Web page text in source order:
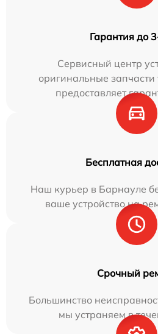
Гарантия до
Сервисный центр
оригинальные запчасти
предоставляет
Бесплатная
Наш курьер в Барнауле
ваше устройство на
Срочный
Большинство
мы устраняем в